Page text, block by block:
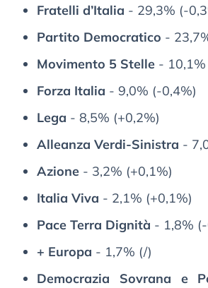
Fratelli d’Italia - 29,3% (-
Partito Democratico -
Movimento 5 Stelle -
Forza Italia - 9,0% (-0,4%)
Lega - 8,5% (+0,2%)
Alleanza Verdi-Sinistra -
Azione - 3,2% (+0,1%)
Italia Viva - 2,1% (+0,1%)
Pace Terra Dignità - 1,8%
+ Europa - 1,7% (/)
Democrazia Sovrana e